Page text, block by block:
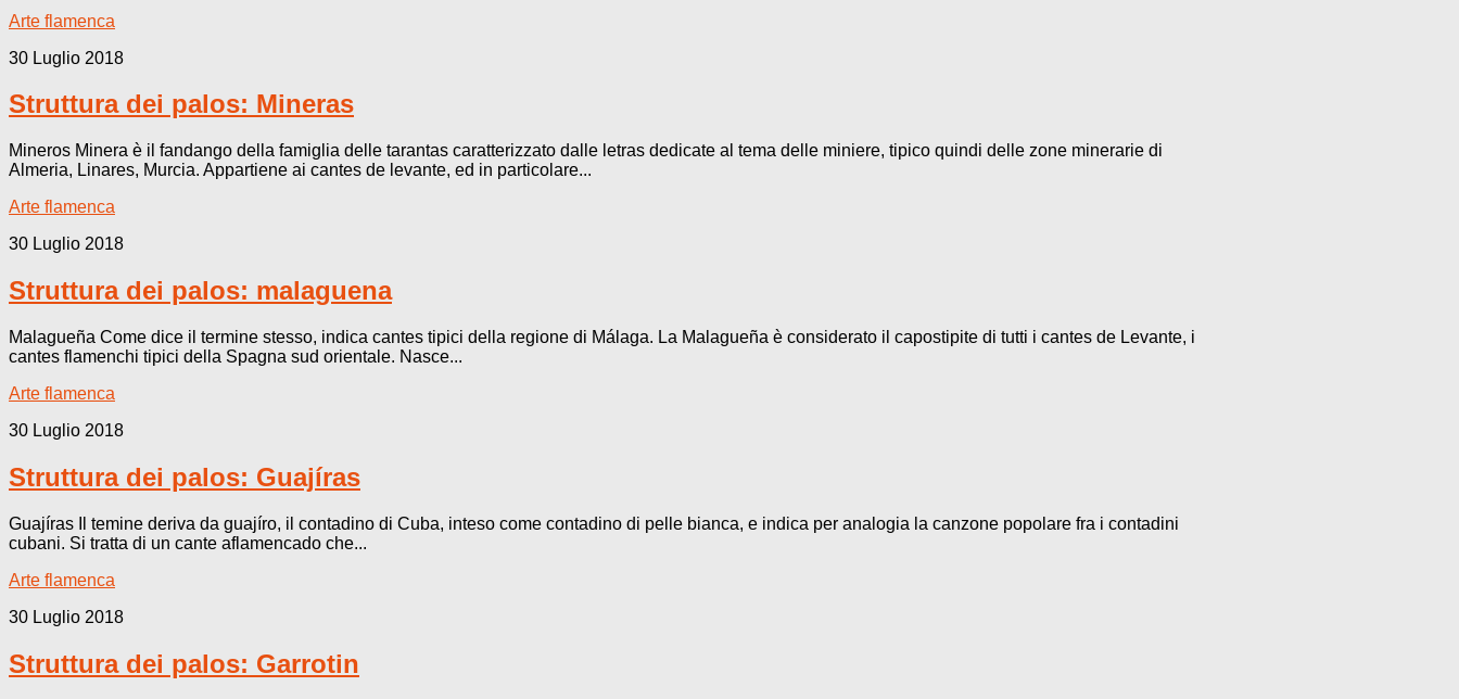
Arte flamenca
30 Luglio 2018
Struttura dei palos: Mineras
Mineros Minera è il fandango della famiglia delle tarantas caratterizzato dalle letras dedicate al tema delle miniere, tipico quindi delle zone minerarie di
Almeria, Linares, Murcia. Appartiene ai cantes de levante, ed in particolare...
Arte flamenca
30 Luglio 2018
Struttura dei palos: malaguena
Malagueña Come dice il termine stesso, indica cantes tipici della regione di Málaga. La Malagueña è considerato il capostipite di tutti i cantes de Levante, i
cantes flamenchi tipici della Spagna sud orientale. Nasce...
Arte flamenca
30 Luglio 2018
Struttura dei palos: Guajíras
Guajíras Il temine deriva da guajíro, il contadino di Cuba, inteso come contadino di pelle bianca, e indica per analogia la canzone popolare fra i contadini
cubani. Si tratta di un cante aflamencado che...
Arte flamenca
30 Luglio 2018
Struttura dei palos: Garrotin